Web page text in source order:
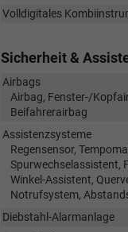
Volldigitales
Sicherheit &
Airbags
Airbag, Fenster-/
Beifahrerairbag
Assistenzsysteme
Regensensor,
Spurwechselassistent,
Winkel-Assistent,
Notrufsystem,
Diebstahl-Alarmanlage